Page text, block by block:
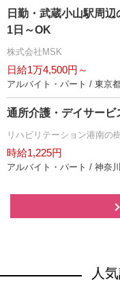
日勤・武蔵小山駅周
1日～OK
株式会社MSK
日給1万4,500円～
アルバイト・パート / 東京
通所介護・デイサービ
リハビリテーション港南の樹
時給1,225円
アルバイト・パート / 神奈
人